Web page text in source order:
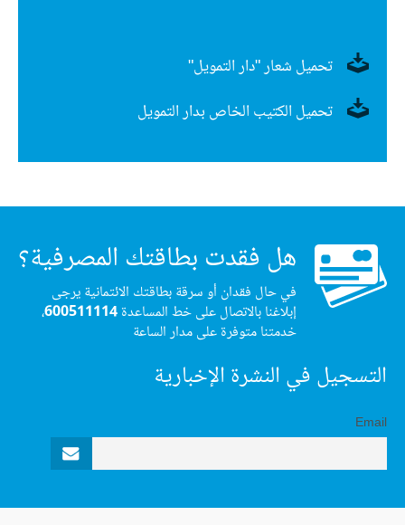
تحميل شعار "دار التمويل"
تحميل الكتيب الخاص بدار التمويل
هل فقدت بطاقتك المصرفية؟
في حال فقدان أو سرقة بطاقتك الائتمانية يرجى
إبلاغنا بالاتصال على خط المساعدة600511114،
خدمتنا متوفرة على مدار الساعة
التسجيل في النشرة الإخبارية
Email